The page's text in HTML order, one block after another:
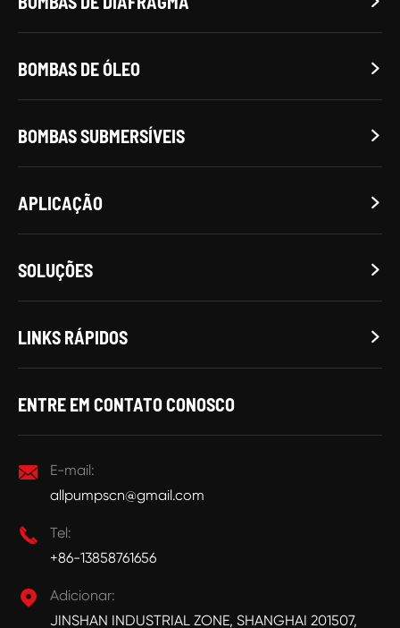
BOMBAS DE ÓLEO 
BOMBAS SUBMERSÍVEIS 
APLICAÇÃO 
SOLUÇÕES 
LINKS RÁPIDOS 
ENTRE EM CONTATO CONOSCO

E-mail:
allpumpscn@gmail.com

Tel:
+86-13858761656

Adicionar:
JINSHAN INDUSTRIAL ZONE, SHANGHAI 201507,